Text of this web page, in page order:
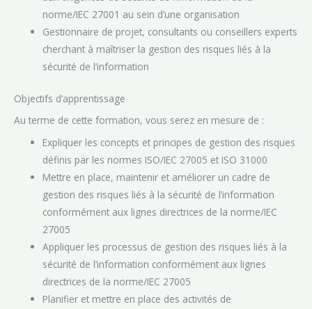
norme/IEC 27001 au sein d’une organisation
Gestionnaire de projet, consultants ou conseillers experts
cherchant à maîtriser la gestion des risques liés à la
sécurité de l’information
Objectifs d’apprentissage
Au terme de cette formation, vous serez en mesure de :
Expliquer les concepts et principes de gestion des risques
définis par les normes ISO/IEC 27005 et ISO 31000
Mettre en place, maintenir et améliorer un cadre de
gestion des risques liés à la sécurité de l’information
conformément aux lignes directrices de la norme/IEC
27005
Appliquer les processus de gestion des risques liés à la
sécurité de l’information conformément aux lignes
directrices de la norme/IEC 27005
Planifier et mettre en place des activités de